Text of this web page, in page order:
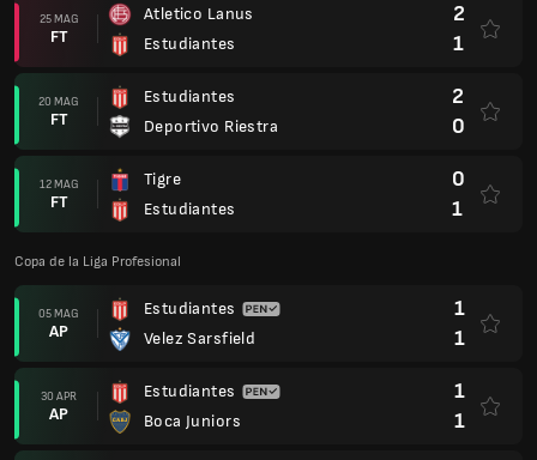
25 MAG
FT
Atletico Lanus
Estudiantes
2
1
20 MAG
FT
Estudiantes
Deportivo Riestra
2
0
12 MAG
FT
Tigre
Estudiantes
0
1
Copa de la Liga Profesional
05 MAG
AP
Estudiantes
Velez Sarsfield
1
1
30 APR
AP
Estudiantes
Boca Juniors
1
1